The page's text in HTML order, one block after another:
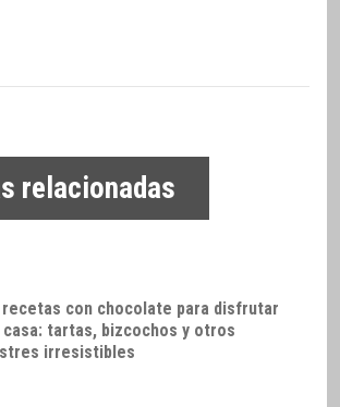
relacionadas
recetas con chocolate para disfrutar
casa: tartas, bizcochos y otros
irresistibles